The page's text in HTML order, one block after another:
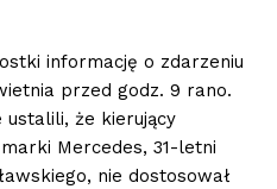
informację o zdarzeniu
przed godz. 9 rano.
ustalili, że kierujący
Mercedes, 31-letni
nie dostosował